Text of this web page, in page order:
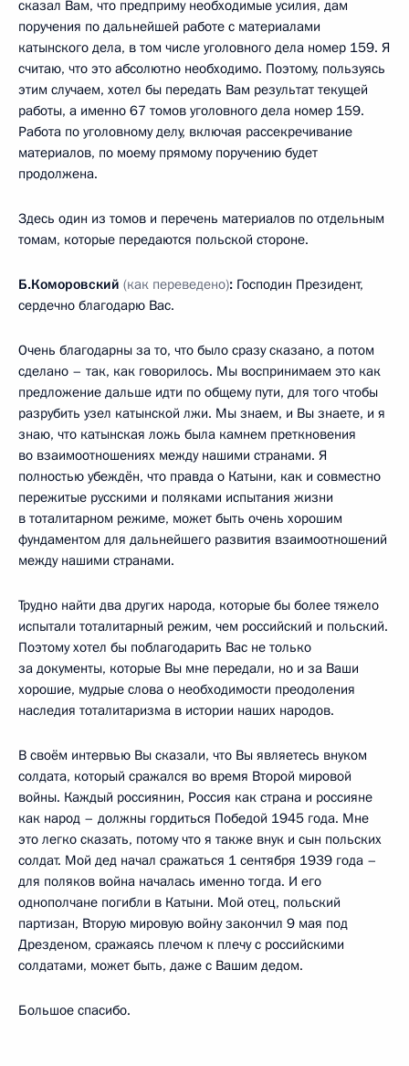
сказал Вам, что предприму необходимые усилия, дам
поручения по дальнейшей работе с материалами
катынского дела, в том числе уголовного дела номер 159. Я
считаю, что это абсолютно необходимо. Поэтому, пользуясь
этим случаем, хотел бы передать Вам результат текущей
работы, а именно 67 томов уголовного дела номер 159.
Работа по уголовному делу, включая рассекречивание
материалов, по моему прямому поручению будет
продолжена.
Здесь один из томов и перечень материалов по отдельным
томам, которые передаются польской стороне.
Б.Коморовский (как переведено): Господин Президент,
сердечно благодарю Вас.
Очень благодарны за то, что было сразу сказано, а потом
сделано – так, как говорилось. Мы воспринимаем это как
предложение дальше идти по общему пути, для того чтобы
разрубить узел катынской лжи. Мы знаем, и Вы знаете, и я
знаю, что катынская ложь была камнем преткновения
во взаимоотношениях между нашими странами. Я
полностью убеждён, что правда о Катыни, как и совместно
пережитые русскими и поляками испытания жизни
в тоталитарном режиме, может быть очень хорошим
фундаментом для дальнейшего развития взаимоотношений
между нашими странами.
Трудно найти два других народа, которые бы более тяжело
испытали тоталитарный режим, чем российский и польский.
Поэтому хотел бы поблагодарить Вас не только
за документы, которые Вы мне передали, но и за Ваши
хорошие, мудрые слова о необходимости преодоления
наследия тоталитаризма в истории наших народов.
В своём интервью Вы сказали, что Вы являетесь внуком
солдата, который сражался во время Второй мировой
войны. Каждый россиянин, Россия как страна и россияне
как народ – должны гордиться Победой 1945 года. Мне
это легко сказать, потому что я также внук и сын польских
солдат. Мой дед начал сражаться 1 сентября 1939 года –
для поляков война началась именно тогда. И его
однополчане погибли в Катыни. Мой отец, польский
партизан, Вторую мировую войну закончил 9 мая под
Дрезденом, сражаясь плечом к плечу с российскими
солдатами, может быть, даже с Вашим дедом.
Большое спасибо.